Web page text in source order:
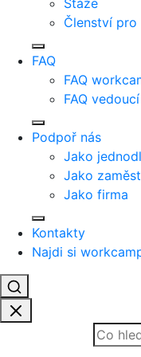
Členství pro
FAQ
FAQ
FAQ
Podpoř nás
Jako
Jako
Jako firma
Kontakty
Najdi si